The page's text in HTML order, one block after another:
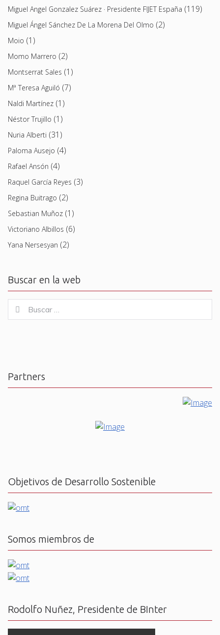
Miguel Angel Gonzalez Suárez · Presidente FIJET España (119)
Miguel Ángel Sánchez De La Morena Del Olmo (2)
Moio (1)
Momo Marrero (2)
Montserrat Sales (1)
Mª Teresa Aguiló (7)
Naldi Martínez (1)
Néstor Trujillo (1)
Nuria Alberti (31)
Paloma Ausejo (4)
Rafael Ansón (4)
Raquel García Reyes (3)
Regina Buitrago (2)
Sebastian Muñoz (1)
Victoriano Albillos (6)
Yana Nersesyan (2)
Buscar en la web
for:
Buscar
Partners
Objetivos de Desarrollo Sostenible
Somos miembros de
Rodolfo Nuñez, Presidente de BInter